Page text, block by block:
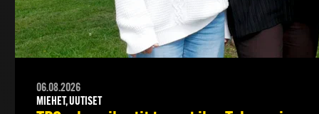
06.08.2026
MIEHET, UUTISET